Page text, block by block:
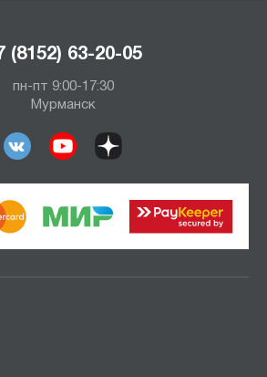
(8152) 63-20-05
пн-пт 9:00-17:30
Мурманск